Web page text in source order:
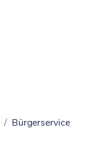
Bürgerservice